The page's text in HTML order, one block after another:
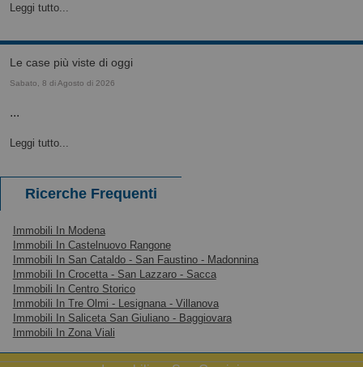
Leggi tutto...
le case più viste di oggi
Sabato, 8 di Agosto di 2026
...
Leggi tutto...
Ricerche Frequenti
Immobili In Modena
Immobili In Castelnuovo Rangone
Immobili In San Cataldo - San Faustino - Madonnina
Immobili In Crocetta - San Lazzaro - Sacca
Immobili In Centro Storico
Immobili In Tre Olmi - Lesignana - Villanova
Immobili In Saliceta San Giuliano - Baggiovara
Immobili In Zona Viali